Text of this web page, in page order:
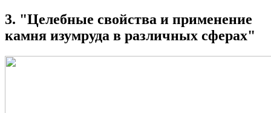
3. "Целебные свойства и применение
камня изумруда в различных сферах"